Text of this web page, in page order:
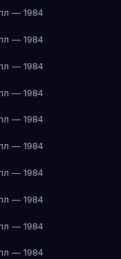
— 1984
— 1984
— 1984
— 1984
— 1984
— 1984
— 1984
— 1984
— 1984
— 1984